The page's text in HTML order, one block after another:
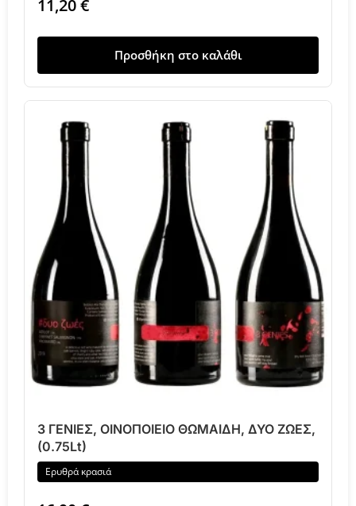
11,20€
Προσθήκη στο καλάθι
3 ΓΕΝΙΕΣ, ΟΙΝΟΠΟΙΕΙΟ ΘΩΜΑΙΔΗ, ΔΥΟ ΖΩΕΣ,
(0.75Lt)
Ερυθρά κρασιά